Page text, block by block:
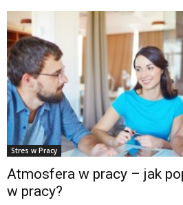
Stres w Pracy
Atmosfera w pracy – jak
w pracy?